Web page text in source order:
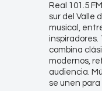
Real 101.5
sur del Valle
musical,
inspiradores.
combina
modernos,
audiencia.
se unen para